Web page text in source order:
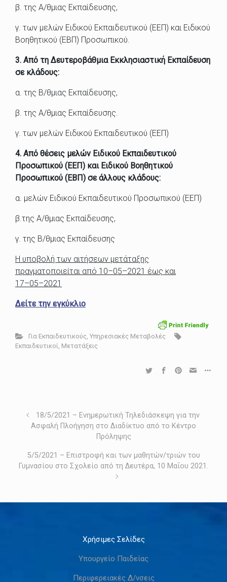
β. της Α/θμιας Εκπαίδευσης,
γ. των μελών Ειδικού Εκπαιδευτικού (ΕΕΠ) και Ειδικού
Βοηθητικού (ΕΒΠ) Προσωπικού.
3. Από τηΔευτεροβάθμια Εκκλησιαστική Εκπαίδευση
σε κλάδους:
α. της Β/θμιας Εκπαίδευσης,
β. της Α/θμιας Εκπαίδευσης.
γ. των μελών Ειδικού Εκπαιδευτικού (ΕΕΠ)
4. Από θέσεις μελών Ειδικού Εκπαιδευτικού
Προσωπικού (ΕΕΠ) και Ειδικού Βοηθητικού
Προσωπικού (ΕΒΠ) σεάλλους κλάδους:
α. μελών Ειδικού Εκπαιδευτικού Προσωπικού (ΕΕΠ)
β.της Α/θμιας Εκπαίδευσης,
γ. της Β/θμιας Εκπαίδευσης
Η υποβολή των αιτήσεων μετάταξης
πραγματοποιείται από 10–05–2021 έως και
17–05–2021
Δείτε την εγκύκλιο
Για Εκπαιδευτικούς Υπηρεσιακές Μεταβολές
Εκπαιδευτικοί Μετατάξεις
18/5/2021 – Ενημερωτική Τηλεδιάσκεψη για την
Ασφαλή Πλοήγηση στο Διαδίκτυο από το Κέντρο
Πρόληψης
5/5/2021 – Επιστροφή και των μαθητών/τριών του
Γυμνασίου στο Σχολείο από τη Δευτέρα, 10 Μαΐου 2021.
Χρήσιμες Σελίδες
Υπουργείο Παιδείας
Περιφερειακές Δ/νσεις